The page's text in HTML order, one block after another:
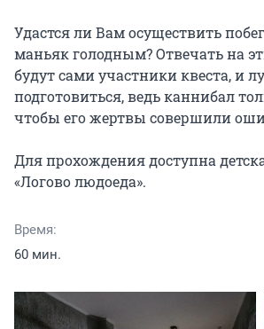
Удастся ли Вам осуществить
маньяк голодным? Отвечать на
будут сами участники квеста, и
подготовиться, ведь каннибал
чтобы его жертвы совершили
Для прохождения доступна
«Логово людоеда».
Время:
60 мин.